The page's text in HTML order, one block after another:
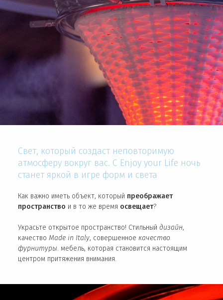
Свет, который создаст неповторимую
атмосферу вокруг вас. С Enjoy your Life ночь
станет яркой в игре форм и света
Как важно иметь объект, который преображает
пространство и в то же время освещает?
Украсьте открытое пространство! Стильный дизайн,
качество Made in Italy, совершенное качество
фурнитуры. мебель, которая становится настоящим
центром притяжения внимания.